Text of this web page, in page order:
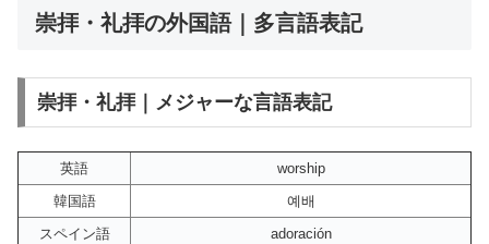
崇拝・礼拝の外国語｜多言語表記
崇拝・礼拝｜メジャーな言語表記
英語
worship
韓国語
예배
スペイン語
adoración